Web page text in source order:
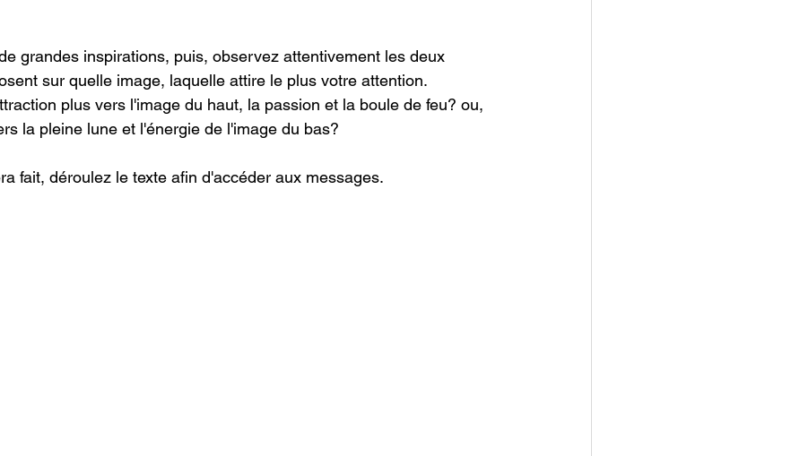
grandes inspirations, puis, observez attentivement les deux
sur quelle image, laquelle attire le plus votre attention.
plus vers l'image du haut, la passion et la boule de feu? ou,
la pleine lune et l'énergie de l'image du bas?
fait, déroulez le texte afin d'accéder aux messages.